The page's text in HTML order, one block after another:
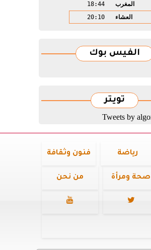
المغرب
18:44
العشاء
20:10
الفيس بوك
تويتر
Tweets by
رياضة فنون وثقافة
صحة ومرأة من نحن

